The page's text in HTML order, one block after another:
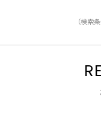
（検索